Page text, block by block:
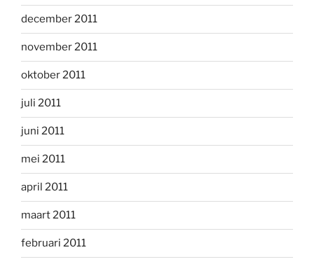
december 2011
november 2011
oktober 2011
juli 2011
juni 2011
mei 2011
april 2011
maart 2011
februari 2011